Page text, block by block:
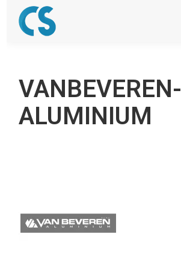
VANBEVEREN-
ALUMINIUM